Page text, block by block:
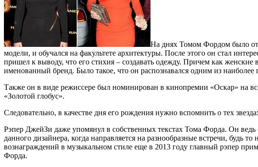
На днях Томом Фордом было
модели, и обучался на факультете архитектуры. После этого он стал
пришел к выводу, что его стихия – создавать одежду. Причем как
именованный бренд. Было такое, что он распознавался одним из
Также он в виде режиссере был номинирован в кинопремии «Оскар» на
«Золотой глобус».
Следовательно, в качестве дня его рождения нужно вспомнить о тех
Рэпер ДжейЗи даже упомянул в собственных текстах Тома Форда. Он
данного дизайнера, когда направляется на разнообразные встречи,
вознаграждений в музыкальном стиле еще в 2013 году главный рэпер
Форда.